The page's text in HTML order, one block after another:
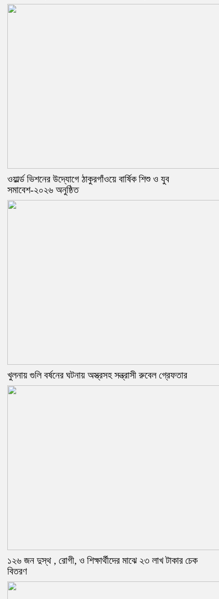
ওয়ার্ল্ড ভিশনের উদ্যোগে ঠাকুরগাঁওয়ে বার্ষিক শিশু ও যুব
সমাবেশ-২০২৬ অনুষ্ঠিত
খুলনায় গুলি বর্ষনের ঘটনায় অস্ত্রসহ সন্ত্রাসী রুবেল গ্রেফতার
১২৬ জন দুস্থ , রোগী, ও শিক্ষার্থীদের মাঝে ২৩ লাখ টাকার চেক
বিতরণ